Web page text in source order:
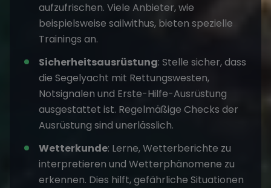
aufzufrischen. Viele Anbieter, wie
beispielsweise sailwithus, bieten spezielle
Trainings an.
Sicherheitsausrüstung: Stelle sicher, dass
die Segelyacht mit Rettungswesten,
Notsignalen und Erste-Hilfe-Ausrüstung
ausgestattet ist. Regelmäßige Checks der
Ausrüstung sind unerlässlich.
Wetterkunde: Lerne, Wetterberichte zu
interpretieren und Wetterphänomene zu
erkennen. Dies hilft, gefährliche Situationen